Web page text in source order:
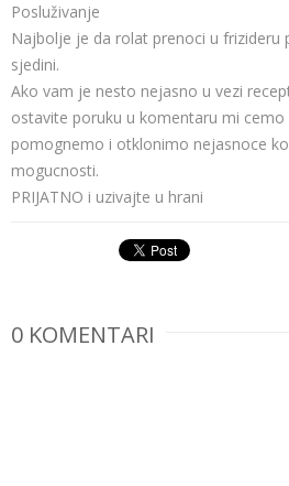
Posluživanje
Najbolje je da rolat prenoci u frizideru
sjedini.
Ako vam je nesto nejasno u vezi
ostavite poruku u komentaru mi
pomognemo i otklonimo nejasnoce
mogucnosti.
PRIJATNO i uzivajte u hrani
0 KOMENTARI